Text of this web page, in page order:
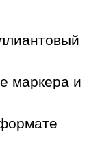
маркера и